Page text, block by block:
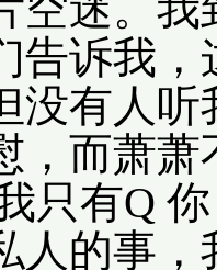
告诉我
没有人
，而萧
只有Q
人的事